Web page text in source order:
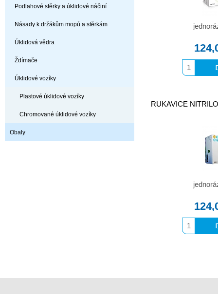
Podlahové stěrky a úklidové náčiní
Násady k držákům mopů a stěrkám
Úklidová vědra
Ždímače
Úklidové vozíky
Plastové úklidové vozíky
Chromované úklidové vozíky
Obaly
RUKAVICE